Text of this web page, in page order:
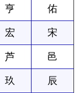
亨 佑
宏 宋
芦 邑
玖 辰